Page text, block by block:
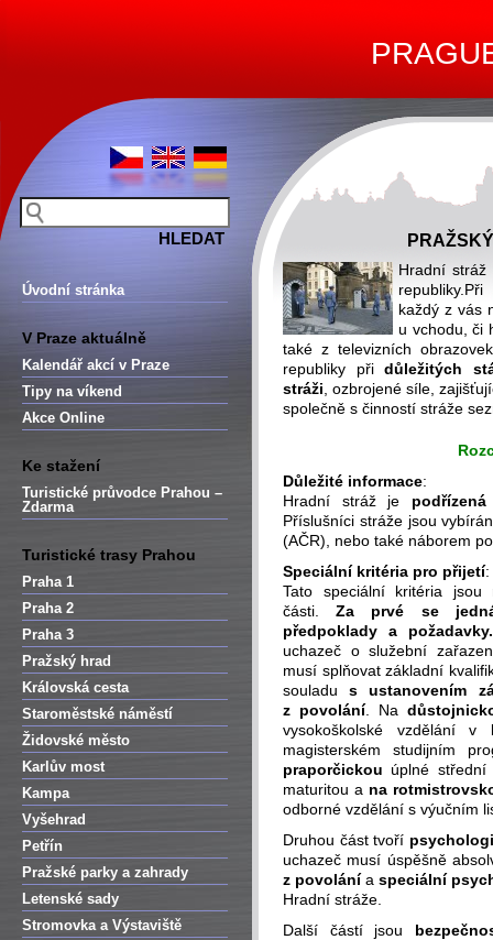
Úvodní stránka
V Praze aktuálně
Kalendář akcí v Praze
Tipy na víkend
Akce Online
Ke stažení
Turistické průvodce Prahou –
Zdarma
Turistické trasy Prahou
Praha 1
Praha 2
Praha 3
Pražský hrad
Královská cesta
Staroměstské náměstí
Židovské město
Karlův most
Kampa
Vyšehrad
Petřín
Pražské parky a zahrady
Letenské sady
Stromovka a Výstaviště
Hradní stráž
každý z vás
u vchodu, či
také z televizních
republiky při důležitých
stráži , ozbrojené síle,
společně s činností stráže
Důležité informace:
Hradní stráž je
Příslušníci stráže jsou
(AČR), nebo také náborem
Speciální kritéria pro přijetí:
Tato speciální kritéria jsou
části.Za prvé se
předpoklady a
uchazeč o služební
musí splňovat základní
souladus ustanovením
z povolání. Na
vysokoškolské vzdělání v
magisterském studijním
praporčickou úplné střední
maturitou a na
odborné vzdělání s výučním
Druhou část tvoří
uchazeč musí úspěšně
z povoláníaspeciální
Hradní stráže.
Další částí jsou